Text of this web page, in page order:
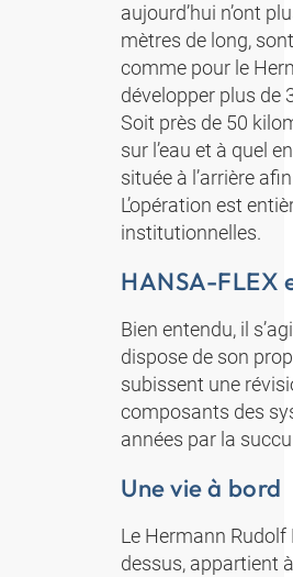
aujourd’hui n’ont
mètres de long,
comme pour le
développer plus de
Soit près de 50
sur l’eau et à quel
située à l’arrière
L’opération est
institutionnelles.
HANSA-FLEX
Bien entendu, il
dispose de son
subissent une
composants des
années par la
Une vie à bord
Le Hermann Rudolf
dessus, appartient